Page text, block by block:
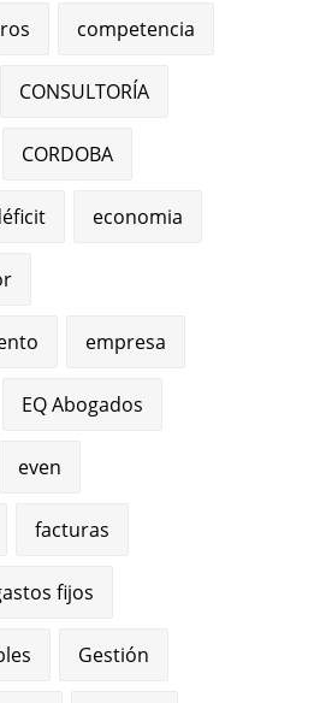
competencia
CONSULTORÍA
CORDOBA
economia
empresa
EQ Abogados
even
facturas
fijos
Gestión